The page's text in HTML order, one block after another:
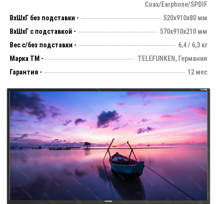
Coax/Earphone/SPDIF
ВхШхГ без подставки -
520х910х80 мм
ВхШхГ с подставкой -
570x910x210 мм
Вес с/без подставки -
6,4 / 6,3 кг
Марка ТМ -
TELEFUNKEN, Германия
Гарантия -
12 мес